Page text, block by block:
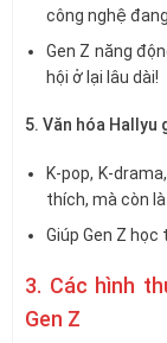
công nghệ
Gen Z năng
hội ở lại lâu dài!
5. Văn hóa Hallyu
K-pop, K-
thích, mà còn là
Giúp Gen Z
3. Các hình
Gen Z